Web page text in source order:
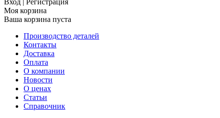
Вход | Регистрация
Моя корзина
Ваша корзина пуста
Производство деталей
Контакты
Доставка
Оплата
О компании
Новости
О ценах
Статьи
Справочник